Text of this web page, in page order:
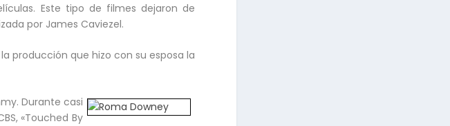
Este tipo de filmes dejaron de
por James Caviezel.
producción que hizo con su esposa la
Durante casi
«Touched By